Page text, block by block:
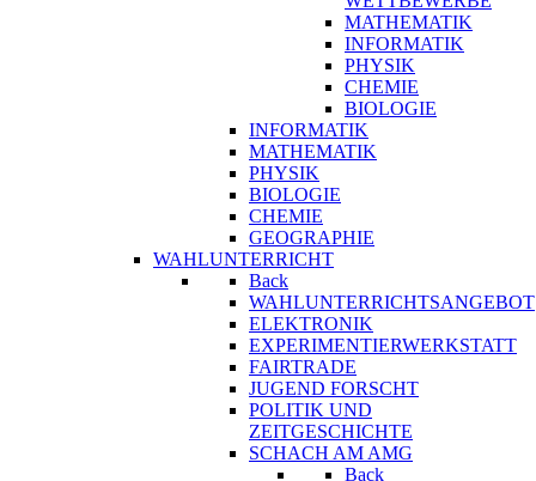
MATHEMATIK
INFORMATIK
PHYSIK
CHEMIE
BIOLOGIE
INFORMATIK
MATHEMATIK
PHYSIK
BIOLOGIE
CHEMIE
GEOGRAPHIE
WAHLUNTERRICHT
Back
WAHLUNTERRICHTSANGEBOT
ELEKTRONIK
EXPERIMENTIERWERKSTATT
FAIRTRADE
JUGEND FORSCHT
POLITIK UND
ZEITGESCHICHTE
SCHACH AM AMG
Back